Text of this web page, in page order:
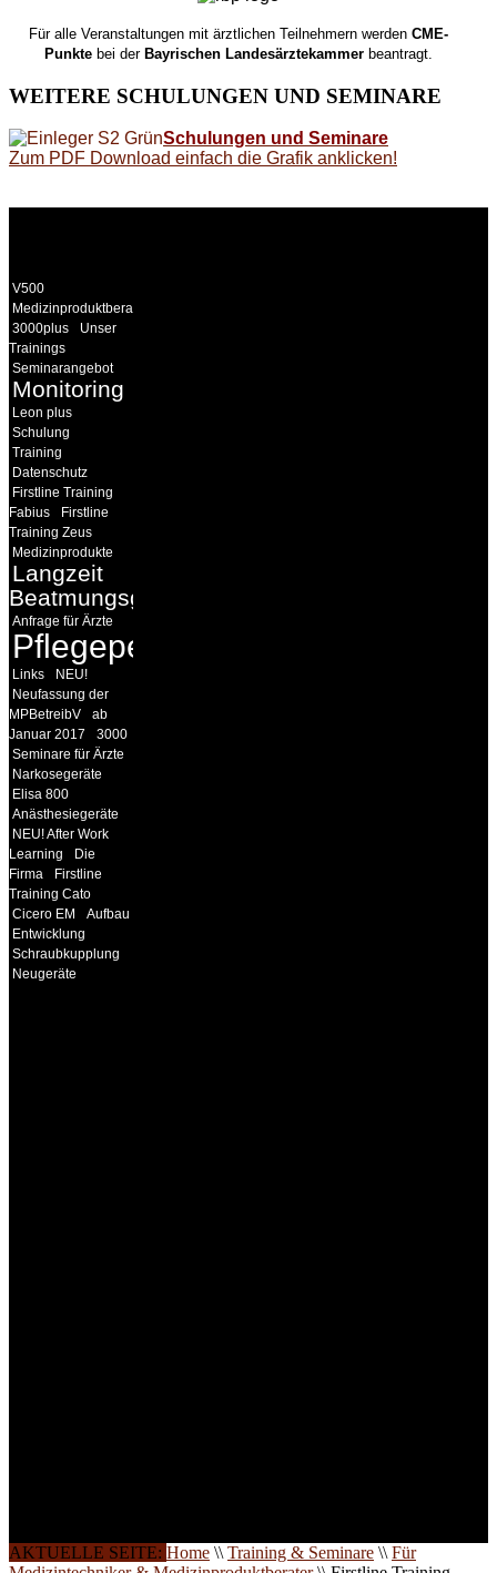
Für alle Veranstaltungen mit ärztlichen Teilnehmern werdenCME-
Punkte bei derBayrischen Landesärztekammer beantragt.
WEITERE SCHULUNGEN UND SEMINARE
Schulungen und Seminare
Zum PDF Download einfach die Grafik anklicken!
V500
Medizinproduktberater
3000plus
Unser
Trainings
Seminarangebot
Monitoring
Leon plus
Schulung
Training
Datenschutz
Firstline Training
Fabius
Firstline
Training Zeus
Medizinprodukte
Langzeit
Beatmungsgeräte
Anfrage für Ärzte
Pflegepersonal
Links
NEU!
Neufassung der
MPBetreibV
ab
Januar 2017
3000
Seminare für Ärzte
Narkosegeräte
Elisa 800
Anästhesiegeräte
NEU! After Work
Learning
Die
Firma
Firstline
Training Cato
Cicero EM
Aufbau
Entwicklung
Schraubkupplung
Neugeräte
AKTUELLE SEITE: Home \\ Training & Seminare \\ Für